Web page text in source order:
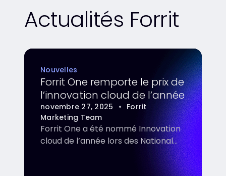
Actualités Forrit
Nouvelles
Forrit One remporte le prix de
l’innovation cloud de l’année
novembre 27, 2025 • Forrit
Marketing Team
Forrit One a été nommé Innovation
cloud de l’année lors des National